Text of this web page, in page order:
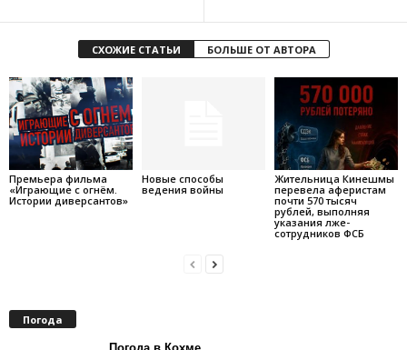
СХОЖИЕ СТАТЬИ БОЛЬШЕ ОТ АВТОРА
Премьера фильма
«Играющие с огнём.
Истории диверсантов»
Новые способы
ведения войны
Жительница Кинешмы
перевела аферистам
почти 570 тысяч
рублей, выполняя
указания лже-
сотрудников ФСБ
Погода